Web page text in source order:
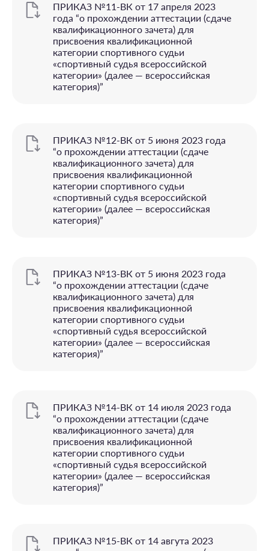
ПРИКАЗ №11-ВК от 17 апреля 2023
года “o прохождении аттестации (сдаче
квалификационного зачета) для
присвоения квалификационной
категории спортивного судьи
«спортивный судья всероссийской
категории» (далее — всероссийская
категория)”
ПРИКАЗ №12-ВК от 5 июня 2023 года
“o прохождении аттестации (сдаче
квалификационного зачета) для
присвоения квалификационной
категории спортивного судьи
«спортивный судья всероссийской
категории» (далее — всероссийская
категория)”
ПРИКАЗ №13-ВК от 5 июня 2023 года
“o прохождении аттестации (сдаче
квалификационного зачета) для
присвоения квалификационной
категории спортивного судьи
«спортивный судья всероссийской
категории» (далее — всероссийская
категория)”
ПРИКАЗ №14-ВК от 14 июля 2023 года
“o прохождении аттестации (сдаче
квалификационного зачета) для
присвоения квалификационной
категории спортивного судьи
«спортивный судья всероссийской
категории» (далее — всероссийская
категория)”
ПРИКАЗ №15-ВК от 14 авгута 2023